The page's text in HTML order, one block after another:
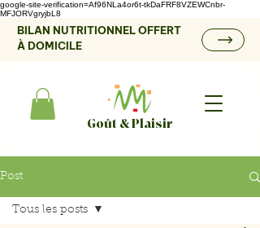
google-site-verification=Af96NLa4or6t-tkDaFRF8VZEWCnbr-
MFJORVgryjbL8
BILAN NUTRITIONNEL OFFERT
À DOMICILE
Goût & Plaisir
Post
Tous les posts